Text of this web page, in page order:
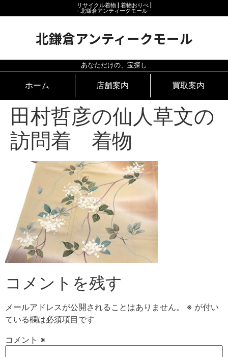
リサイクル着物 [ 着物おりべ ]
- 北鎌倉アンティークモール ‐
北鎌倉アンティークモール
あなただけの、宝探し
ホーム 店舗案内 買取案内
田村哲彦の仙人草文の
訪問着 着物
コメントを残す
メールアドレスが公開されることはありません。 ※ が付い
ている欄は必須項目です
コメント ※